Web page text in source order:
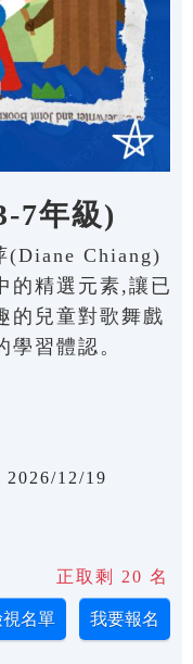
7年級)
(Diane Chiang)
的精選元素,讓已
的兒童對歌舞戲
習體認。
2026/12/19
正取剩 20 名